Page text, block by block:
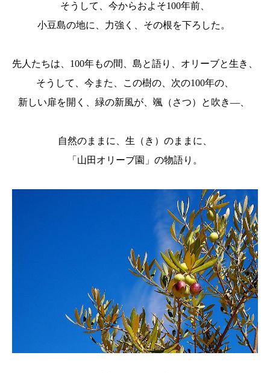
そうして、今からおよそ100年前、
小豆島の地に、力強く、その根を下ろした。
先人たちは、100年もの間、島と語り、オリーブと生き、
そうして、今また、この樹の、次の100年の、
新しい扉を開く、緑の新風が、颯（さつ）と吹き―、
自然のままに、生（き）のままに、
「山田オリーブ園」の物語り。